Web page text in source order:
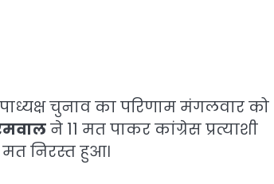
चुनाव का परिणाम मंगलवार को
ने 11 मत पाकर कांग्रेस प्रत्याशी
निरस्त हुआ।